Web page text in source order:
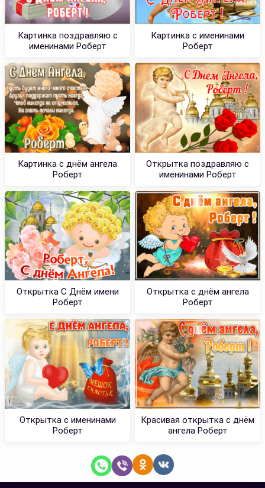
Картинка поздравляю с
именинами Роберт
Картинка с именинами
Роберт
Картинка с днём ангела
Роберт
Открытка поздравляю с
именинами Роберт
Открытка С Днём имени
Роберт
Открытка с днём ангела
Роберт
Открытка с именинами
Роберт
Красивая открытка с днём
ангела Роберт